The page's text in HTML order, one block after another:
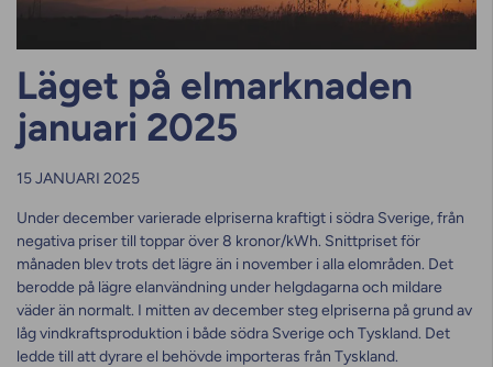
Läget på elmarknaden
januari 2025
15 JANUARI 2025
Under december varierade elpriserna kraftigt i södra Sverige, från
negativa priser till toppar över 8 kronor/kWh. Snittpriset för
månaden blev trots det lägre än i november i alla elområden. Det
berodde på lägre elanvändning under helgdagarna och mildare
väder än normalt. I mitten av december steg elpriserna på grund av
låg vindkraftsproduktion i både södra Sverige och Tyskland. Det
ledde till att dyrare el behövde importeras från Tyskland.